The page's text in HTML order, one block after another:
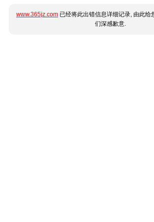
www.365jz.com 已经将此出错信息详细记录, 由此给
们深感歉意.